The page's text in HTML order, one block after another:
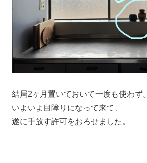
結局2ヶ月置いておいて一度も使わず。
いよいよ目障りになって来て、
遂に手放す許可をおろせました。